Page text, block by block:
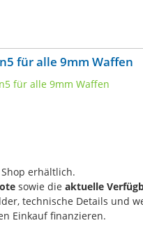
für alle 9mm Waffen
erhältlich.
sowie die aktuelle
technische Details und
Einkauf finanzieren.